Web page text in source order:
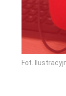
Fot.